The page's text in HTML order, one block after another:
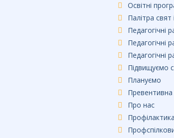
Освітні
Палітра свят
Педагогічні
Педагогічні
Педагогічні
Підвищуємо
Плануємо
Превентивна
Про нас
Профілактика